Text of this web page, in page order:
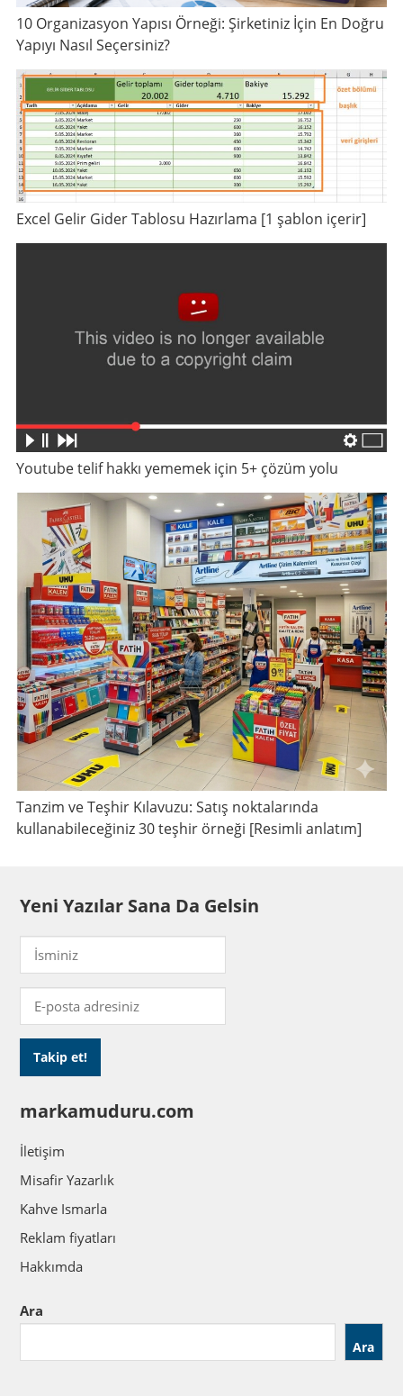
10 Organizasyon Yapısı Örneği: Şirketiniz İçin En Doğru
Yapıyı Nasıl Seçersiniz?
Excel Gelir Gider Tablosu Hazırlama [1 şablon içerir]
Youtube telif hakkı yememek için 5+ çözüm yolu
Tanzim ve Teşhir Kılavuzu: Satış noktalarında
kullanabileceğiniz 30 teşhir örneği [Resimli anlatım]
Yeni Yazılar Sana Da Gelsin
markamuduru.com
İletişim
Misafir Yazarlık
Kahve Ismarla
Reklam fiyatları
Hakkımda
Ara
Ara